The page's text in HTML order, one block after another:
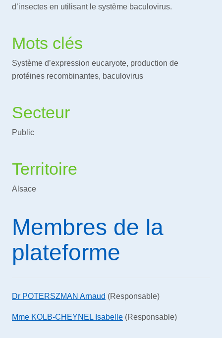
d’insectes en utilisant le système baculovirus.
Mots clés
Système d’expression eucaryote, production de
protéines recombinantes, baculovirus
Secteur
Public
Territoire
Alsace
Membres de la
plateforme
Dr POTERSZMAN Arnaud (Responsable)
Mme KOLB-CHEYNEL Isabelle (Responsable)